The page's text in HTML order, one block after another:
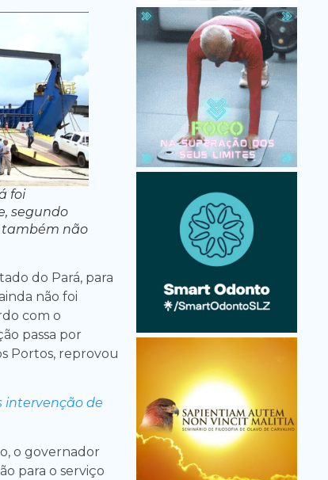
foi
segundo
também não
do Pará, para
não foi
com o
passa por
Portos, reprovou
intervenção de
o governador
para o serviço